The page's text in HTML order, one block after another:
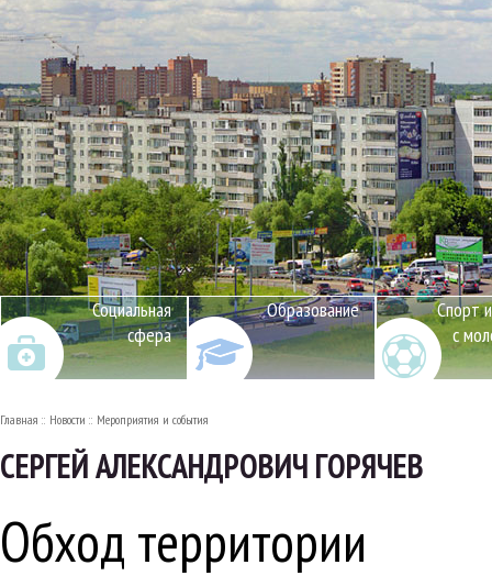
Социальная
сфера
Образование
Спорт
с
Главная Новости Мероприятия и события
СЕРГЕЙ АЛЕКСАНДРОВИЧ ГОРЯЧЕВ
Обход территории